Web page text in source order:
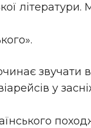
звучати
у